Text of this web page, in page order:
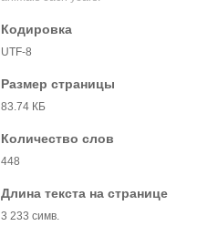
Кодировка
UTF-8
Размер страницы
83.74 КБ
Количество слов
448
Длина текста на странице
3 233 симв.